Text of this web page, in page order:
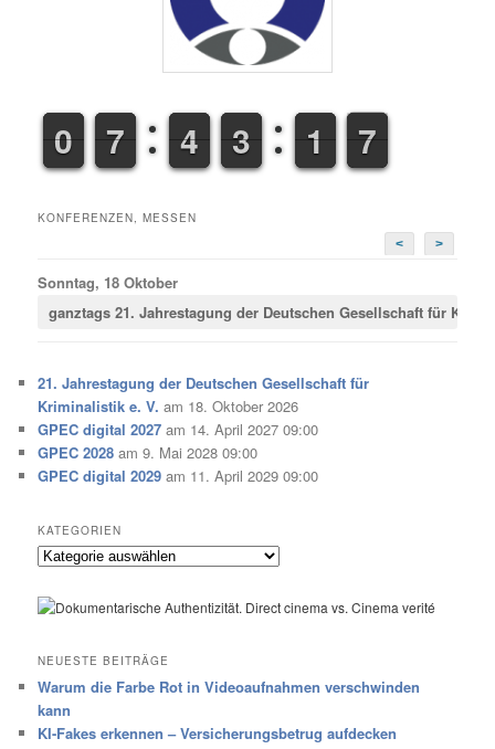
9
9
0
0 6
6
7
7 3
3
4
4 2
2
3
3 1
1
1
1 7
8
8
KONFERENZEN, MESSEN
<
>
Sonntag, 18 Oktober
ganztags21. Jahrestagung der Deutschen Gesellschaft für
21. Jahrestagung der Deutschen Gesellschaft für
Kriminalistik e. V. am 18. Oktober 2026
GPEC digital 2027 am 14. April 2027 09:00
GPEC 2028 am 9. Mai 2028 09:00
GPEC digital 2029 am 11. April 2029 09:00
KATEGORIEN
Kategorien
NEUESTE BEITRÄGE
Warum die Farbe Rot in Videoaufnahmen verschwinden
kann
KI-Fakes erkennen – Versicherungsbetrug aufdecken